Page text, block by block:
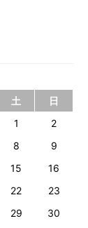
土 日
1
2
8
9
15
16
22
23
29
30